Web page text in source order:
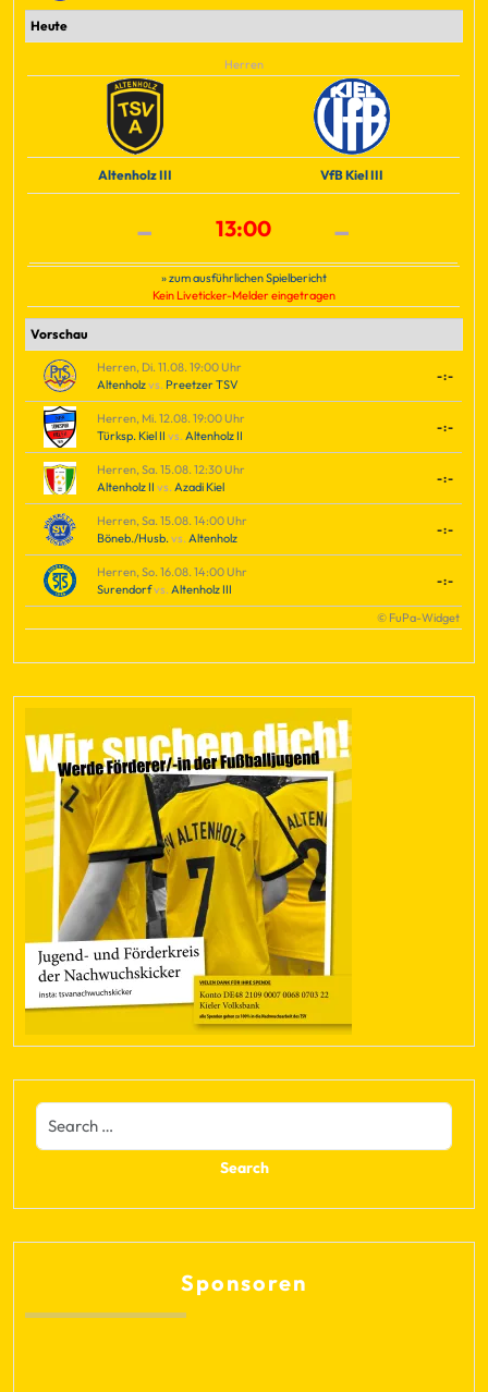
Heute
Herren
Altenholz III VfB Kiel III
- 13:00 -
» zum ausführlichen Spielbericht
Kein Liveticker-Melder eingetragen
Vorschau
Herren, Di. 11.08. 19:00 Uhr
Altenholzvs. Preetzer TSV
-:-
Herren, Mi. 12.08. 19:00 Uhr
Türksp. Kiel II vs.Altenholz II
-:-
Herren, Sa. 15.08. 12:30 Uhr
Altenholz II vs.Azadi Kiel
-:-
Herren, Sa. 15.08. 14:00 Uhr
Böneb./Husb.vs.Altenholz
-:-
Herren, So. 16.08. 14:00 Uhr
Surendorfvs.Altenholz III
-:-
© FuPa-Widget
Sponsoren